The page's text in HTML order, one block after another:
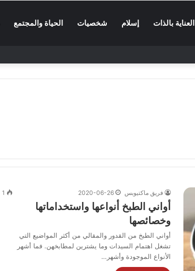
العناية بالذات إسلام شخصيات الحياة والمجتمع
فريق ماكتيوبس 2020-06-26
1
أواني الطبخ أنواعها واستخداماتها
وخصائصها
أواني الطبخ من القدور والمقالي من أكثر المواضيع التي
تشغل اهتمام السيدات وما يشترين لمطابخهن. فما أشهر
الأنواع الموجودة وأشهر…